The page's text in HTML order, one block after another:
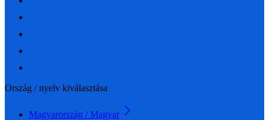
Ország / nyelv kiválasztása
Magyarország / Magyar